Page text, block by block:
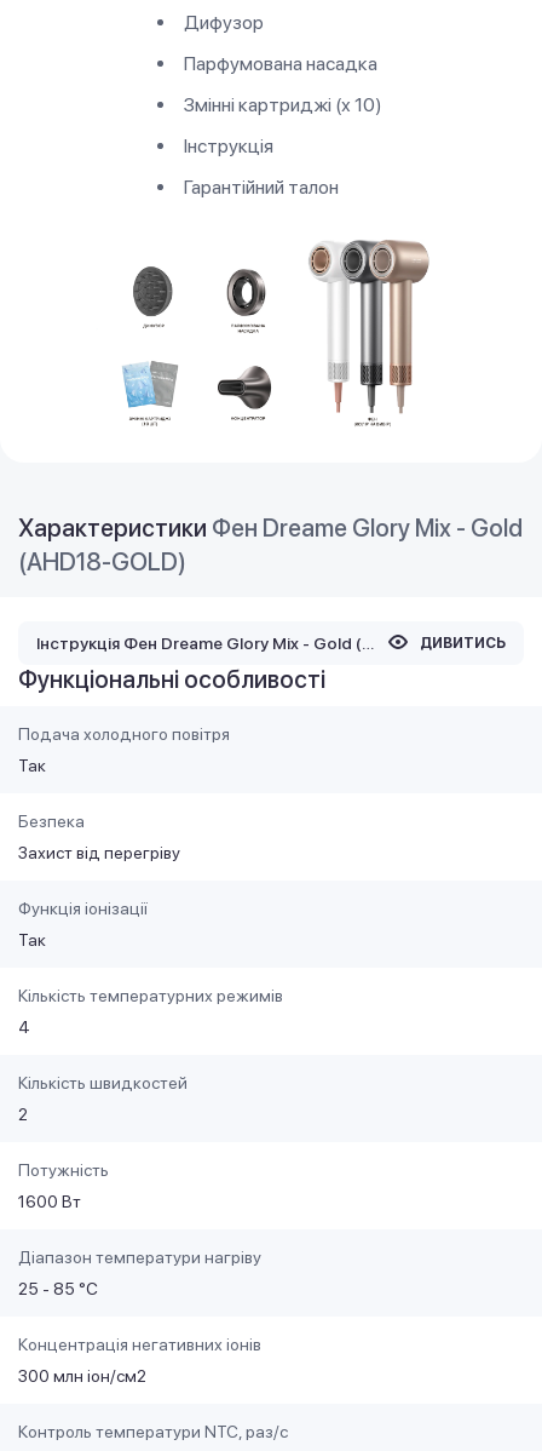
Дифузор
Парфумована насадка
Змінні картриджі (х 10)
Інструкція
Гарантійний талон
Характеристики Фен Dreame Glory Mix - Gold
(AHD18-GOLD)
ДИВИТИСЬ
Функціональні особливості
Подача холодного повітря
Так
Безпека
Захист від перегріву
Функція іонізації
Так
Кількість температурних режимів
4
Кількість швидкостей
2
Потужність
1600 Вт
Діапазон температури нагріву
25 - 85 °C
Концентрація негативних іонів
300 млн іон/см2
Контроль температури NTC, раз/с